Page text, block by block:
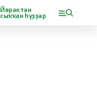
Йөрәктән
сыҡҡан һүҙҙәр